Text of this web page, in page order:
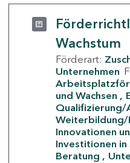
Wachstum
Förderart:
Unternehmen
und Wachsen
Qualifizierung/
Weiterbildung/
Innovationen
Investitionen in
Beratung